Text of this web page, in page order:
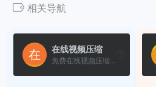
相关导航
在线视频压缩
免费在线视频压缩工具网站